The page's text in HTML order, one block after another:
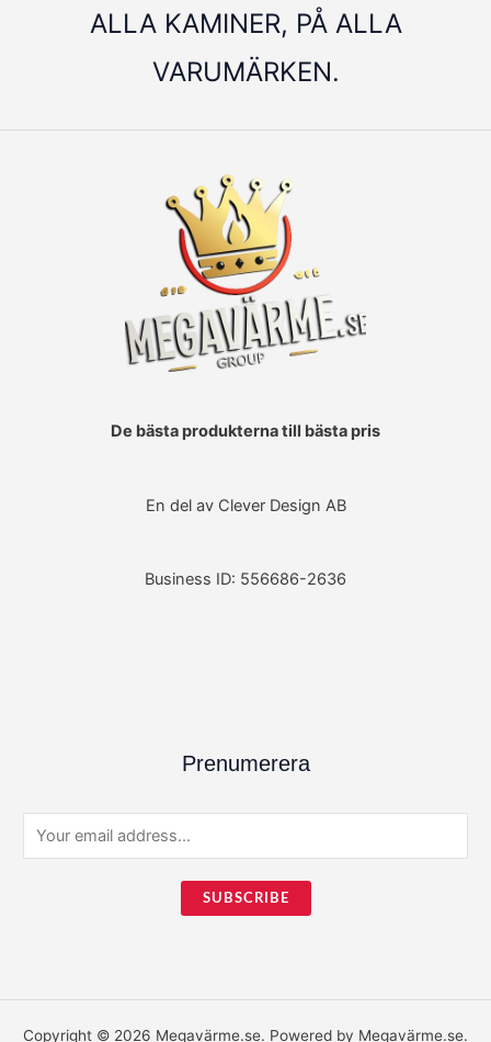
ALLA KAMINER, PÅ ALLA
VARUMÄRKEN.
De bästa produkterna till bästa pris
En del av Clever Design AB
Business ID: 556686-2636
Prenumerera
m
SUBSCRIBE
Copyright © 2026 Megavärme.se. Powered by Megavärme.se.